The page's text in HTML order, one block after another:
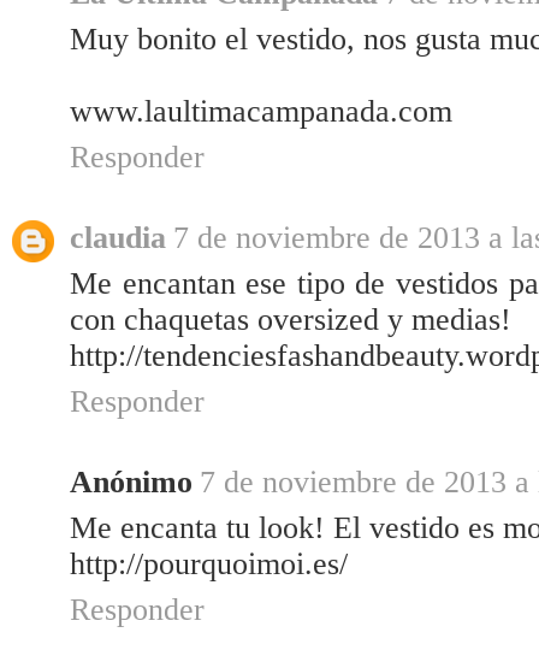
Muy bonito el vestido, nos gusta
www.laultimacampanada.com
Responder
claudia 7 de noviembre de 2013 a
Me encantan ese tipo de vestidos
con chaquetas oversized y medias!
http://
Responder
Anónimo 7 de noviembre de 2013 a
Me encanta tu look! El vestido es
http://pourquoimoi.es/
Responder